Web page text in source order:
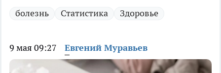
болезнь Статистика Здоровье
9 мая 09:27 Евгений Муравьев